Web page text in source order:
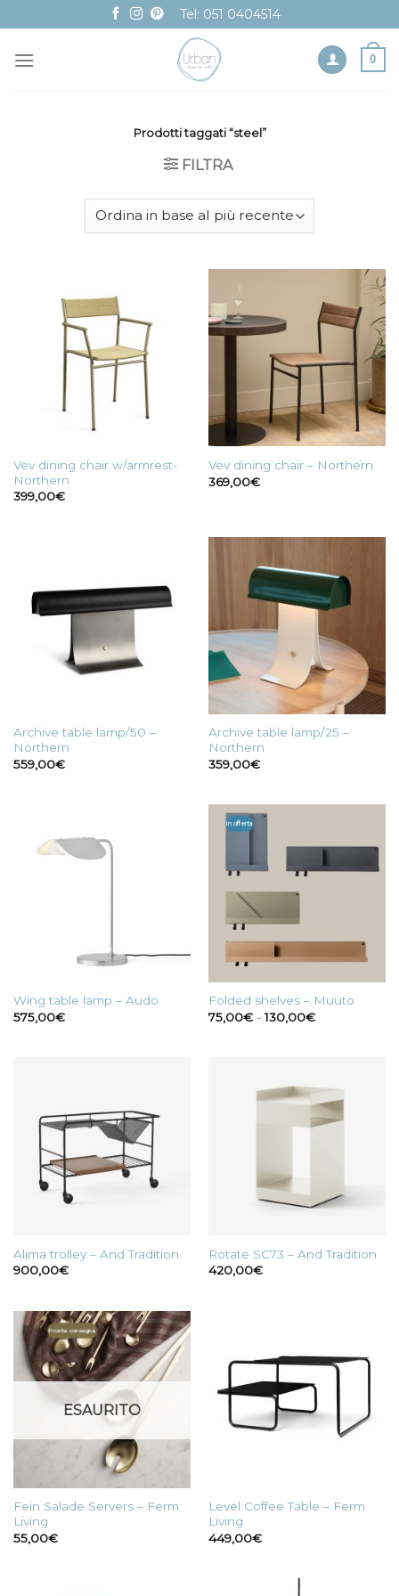
to
content
Tel: 051 0404514
0
Prodotti taggati “steel”
FILTRA
Vev dining chair w/armrest-
Northern
399,00€
Vev dining chair – Northern
369,00€
Archive table lamp/50 –
Northern
559,00€
Archive table lamp/25 –
Northern
359,00€
Wing table lamp – Audo
575,00€
In offerta
Folded shelves – Muuto
75,00€ - 130,00€Fascia
130,00€
Alima trolley – And Tradition
900,00€
Rotate SC73 – And Tradition
420,00€
Pronta consegna
ESAURITO
Fein Salade Servers – Ferm
Living
55,00€
Level Coffee Table – Ferm
Living
449,00€